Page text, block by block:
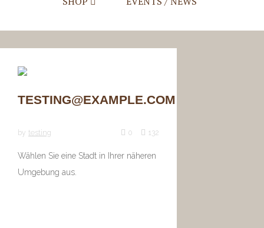
TESTING@EXAMPLE.COM
by testing 0 132
Wählen Sie eine Stadt in Ihrer näheren
Umgebung aus.